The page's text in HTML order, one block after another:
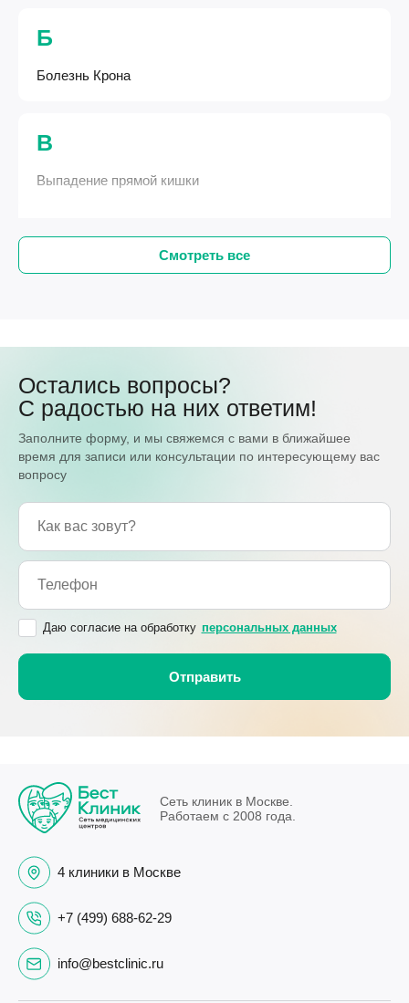
Б
Болезнь Крона
В
Выпадение прямой кишки
Смотреть все
Остались вопросы?
С радостью на них ответим!
Заполните форму, и мы свяжемся с вами в ближайшее
время для записи или консультации по интересующему вас
вопросу
Даю согласие на обработку персональных данных
Сеть клиник в Москве.
Работаем с 2008 года.
4 клиники в Москве
+7 (499) 688-62-29
info@bestclinic.ru